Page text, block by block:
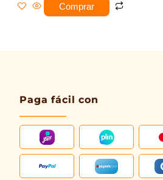
Comprar
Paga fácil con